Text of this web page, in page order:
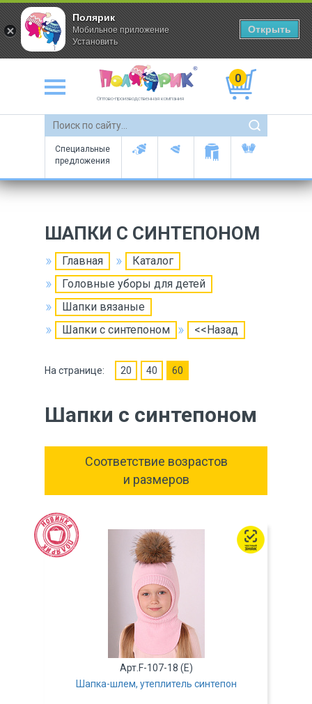
Оптово-производственная компания
0
Специальные
предложения
ШАПКИ С СИНТЕПОНОМ
Главная
Каталог
Головные уборы для детей
Шапки вязаные
Шапки с синтепоном
<<Назад
На странице: 20 40 60
Шапки с синтепоном
Соответствие возрастов
и размеров
Арт.F-107-18 (Е)
Шапка-шлем, утеплитель синтепон
Полярик
Мобильное приложение
Установить
Открыть